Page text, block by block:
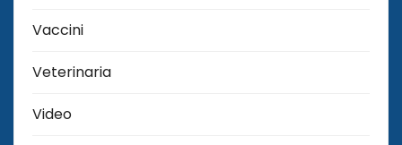
Vaccini
Veterinaria
Video